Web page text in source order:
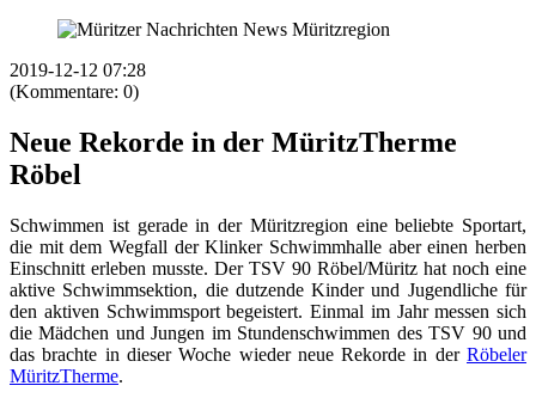
2019-12-12 07:28
(Kommentare: 0)
Neue Rekorde in der MüritzTherme
Röbel
Schwimmen ist gerade in der Müritzregion eine beliebte Sportart,
die mit dem Wegfall der Klinker Schwimmhalle aber einen herben
Einschnitt erleben musste. Der TSV 90 Röbel/Müritz hat noch eine
aktive Schwimmsektion, die dutzende Kinder und Jugendliche für
den aktiven Schwimmsport begeistert. Einmal im Jahr messen sich
die Mädchen und Jungen im Stundenschwimmen des TSV 90 und
das brachte in dieser Woche wieder neue Rekorde in der Röbeler
MüritzTherme.